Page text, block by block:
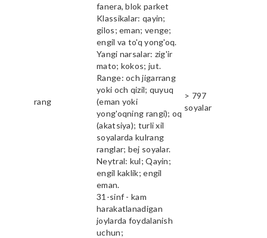
fanera, blok parket
rang
Klassikalar: qayin;
gilos; eman; venge;
engil va to'q yong'oq.
Yangi narsalar: zig'ir
mato; kokos; jut.
Range: och jigarrang
yoki och qizil; quyuq
(eman yoki
yong'oqning rangi); oq
(akatsiya); turli xil
soyalarda kulrang
ranglar; bej soyalar.
Neytral: kul; Qayin;
engil kaklik; engil
eman.
> 797
soyalar
31-sinf - kam
harakatlanadigan
joylarda foydalanish
uchun;